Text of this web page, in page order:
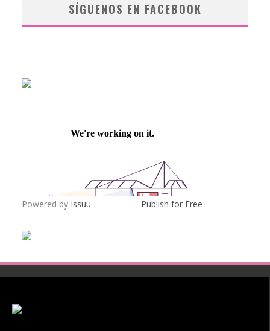
SÍGUENOS EN FACEBOOK
Powered by Issuu Publish for Free